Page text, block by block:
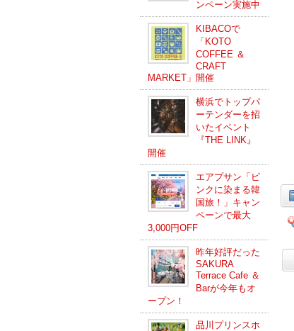
ンペーン実施中
KIBACOで
「KOTO
COFFEE ＆
CRAFT
MARKET」開催
横浜でトップバ
ーテンダーを招
いたイベント
『THE LINK』
開催
エアプサン「ピ
ンクに染まる韓
国旅！」キャン
ペーンで最大
3,000円OFF
昨年好評だった
SAKURA
Terrace Cafe ＆
Barが今年もオ
ープン！
品川プリンスホ